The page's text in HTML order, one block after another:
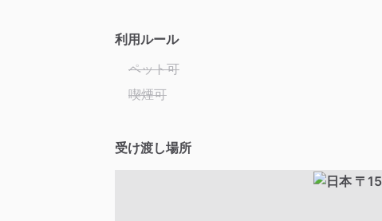
利用ルール
ペット可
喫煙可
受け渡し場所